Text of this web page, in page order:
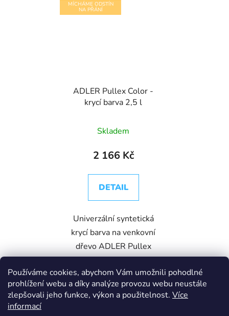
Používáme cookies, abychom Vám umožnili pohodlné
prohlížení webu a díky analýze provozu webu neustále
zlepšovali jeho funkce, výkon a použitelnost. Více
informací
MÍCHÁME ODSTÍN
NA PŘÁNÍ
ADLER Pullex Color -
krycí barva 2,5 l
Skladem
2 166 Kč
DETAIL
Univerzální syntetická
krycí barva na venkovní
dřevo ADLER Pullex
Color.
2,5L